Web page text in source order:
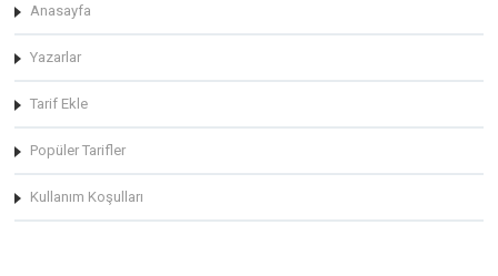
Anasayfa
Yazarlar
Tarif Ekle
Popüler Tarifler
Kullanım Koşulları